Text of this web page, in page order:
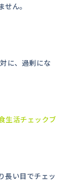
ん。
に、過剰にな
生活チェックブ
長い目でチェッ